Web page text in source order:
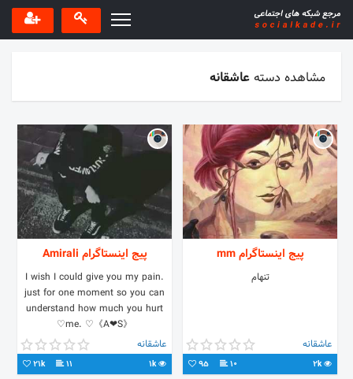
مشاهده دستهعاشقانه
پیج اینستاگرام mm
تنهام
عاشقانه
2k
10
95
پیج اینستاگرام Amirali
.I wish I could give you my pain
just for one moment so you can
understand how much you hurt
me. ♡《A❤S》♡
عاشقانه
1k
11
21k